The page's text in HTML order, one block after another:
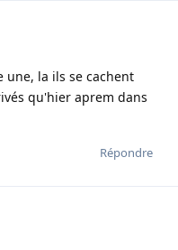
une, la ils se cachent
qu'hier aprem dans
Répondre